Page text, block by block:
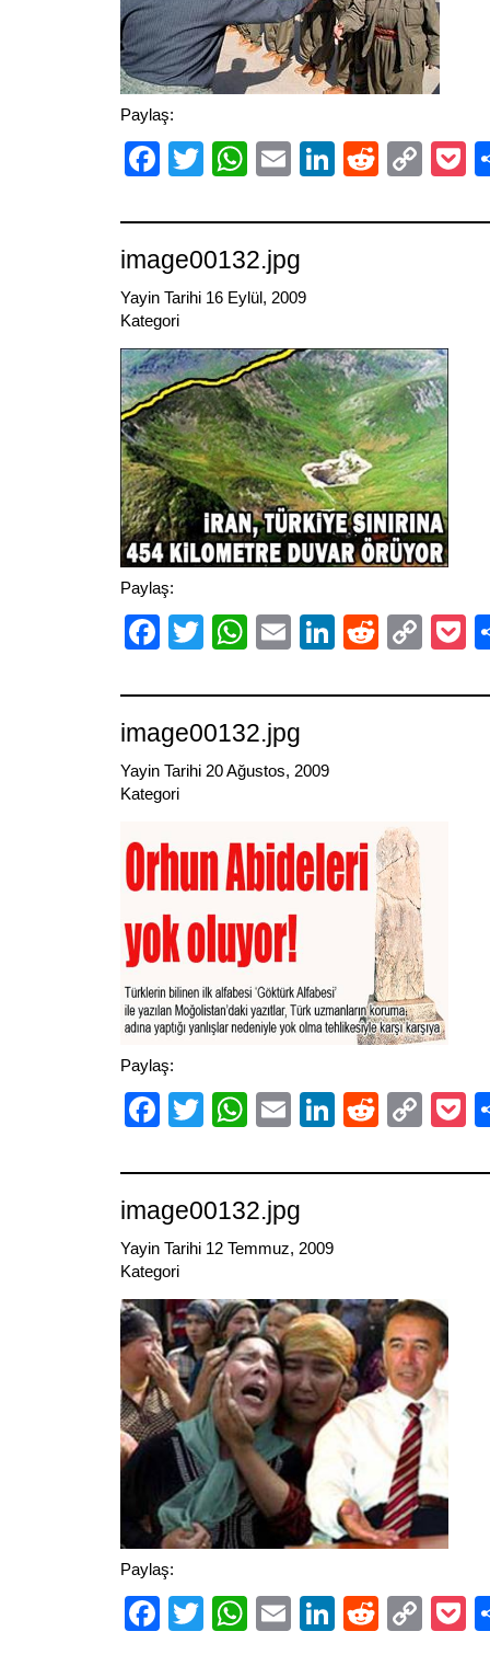
Paylaş:
Facebook
TwitterWhatsApp
EmailLinkedIn
Reddit
image00132.jpg
Yayin Tarihi 16 Eylül, 2009
Kategori
Paylaş:
Facebook
TwitterWhatsApp
EmailLinkedIn
Reddit
image00132.jpg
Yayin Tarihi 20 Ağustos, 2009
Kategori
Paylaş:
Facebook
TwitterWhatsApp
EmailLinkedIn
Reddit
image00132.jpg
Yayin Tarihi 12 Temmuz, 2009
Kategori
Paylaş:
Facebook
TwitterWhatsApp
EmailLinkedIn
Reddit